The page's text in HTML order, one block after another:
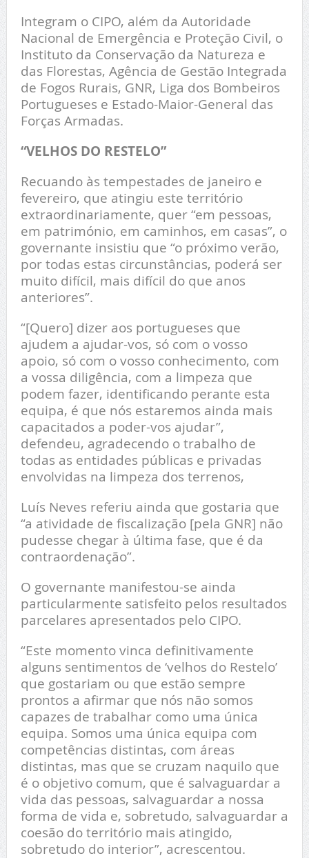
Integram o CIPO, além da Autoridade
Nacional de Emergência e Proteção Civil, o
Instituto da Conservação da Natureza e
das Florestas, Agência de Gestão Integrada
de Fogos Rurais, GNR, Liga dos Bombeiros
Portugueses e Estado-Maior-General das
Forças Armadas.
“VELHOS DO RESTELO”
Recuando às tempestades de janeiro e
fevereiro, que atingiu este território
extraordinariamente, quer “em pessoas,
em património, em caminhos, em casas”, o
governante insistiu que “o próximo verão,
por todas estas circunstâncias, poderá ser
muito difícil, mais difícil do que anos
anteriores”.
“[Quero] dizer aos portugueses que
ajudem a ajudar-vos, só com o vosso
apoio, só com o vosso conhecimento, com
a vossa diligência, com a limpeza que
podem fazer, identificando perante esta
equipa, é que nós estaremos ainda mais
capacitados a poder-vos ajudar”,
defendeu, agradecendo o trabalho de
todas as entidades públicas e privadas
envolvidas na limpeza dos terrenos,
Luís Neves referiu ainda que gostaria que
“a atividade de fiscalização [pela GNR] não
pudesse chegar à última fase, que é da
contraordenação”.
O governante manifestou-se ainda
particularmente satisfeito pelos resultados
parcelares apresentados pelo CIPO.
“Este momento vinca definitivamente
alguns sentimentos de ‘velhos do Restelo’
que gostariam ou que estão sempre
prontos a afirmar que nós não somos
capazes de trabalhar como uma única
equipa. Somos uma única equipa com
competências distintas, com áreas
distintas, mas que se cruzam naquilo que
é o objetivo comum, que é salvaguardar a
vida das pessoas, salvaguardar a nossa
forma de vida e, sobretudo, salvaguardar a
coesão do território mais atingido,
sobretudo do interior”, acrescentou.